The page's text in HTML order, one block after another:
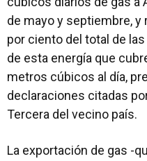
de mayo y septiembre,
por ciento del total de
de esta energía que
metros cúbicos al día,
declaraciones citadas
Tercera del vecino país.
La exportación de gas -